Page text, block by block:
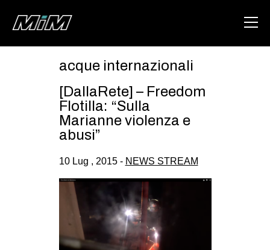
ABOUT
CSOA LAMBRETTA
MSM
STUDENTI TSUNAMI
acque internazionali
[DallaRete] – Freedom
Flotilla: “Sulla
Marianne violenza e
abusi”
10 Lug , 2015 - NEWS STREAM